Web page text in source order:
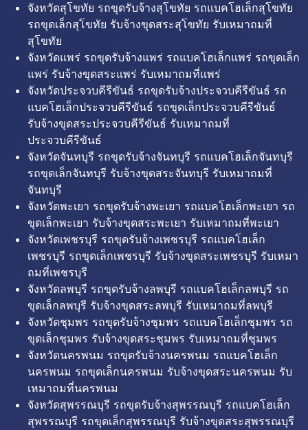
จังหวัดสุโขทัย รถขุดรับจ้างสุโขทัย รถแบคโฮเล็กสุโขทัย
รถขุดเล็กสุโขทัย รับจ้างขุดสระสุโขทัย รับเหมาถมที่
สุโขทัย
จังหวัดแพร่ รถขุดรับจ้างแพร่ รถแบคโฮเล็กแพร่ รถขุดเล็ก
แพร่ รับจ้างขุดสระแพร่ รับเหมาถมที่แพร่
จังหวัดประจวบคีรีขันธ์ รถขุดรับจ้างประจวบคีรีขันธ์ รถ
แบคโฮเล็กประจวบคีรีขันธ์ รถขุดเล็กประจวบคีรีขันธ์
รับจ้างขุดสระประจวบคีรีขันธ์ รับเหมาถมที่
ประจวบคีรีขันธ์
จังหวัดจันทบุรี รถขุดรับจ้างจันทบุรี รถแบคโฮเล็กจันทบุรี
รถขุดเล็กจันทบุรี รับจ้างขุดสระจันทบุรี รับเหมาถมที่
จันทบุรี
จังหวัดพะเยา รถขุดรับจ้างพะเยา รถแบคโฮเล็กพะเยา รถ
ขุดเล็กพะเยา รับจ้างขุดสระพะเยา รับเหมาถมที่พะเยา
จังหวัดเพชรบุรี รถขุดรับจ้างเพชรบุรี รถแบคโฮเล็ก
เพชรบุรี รถขุดเล็กเพชรบุรี รับจ้างขุดสระเพชรบุรี รับเหมา
ถมที่เพชรบุรี
จังหวัดลพบุรี รถขุดรับจ้างลพบุรี รถแบคโฮเล็กลพบุรี รถ
ขุดเล็กลพบุรี รับจ้างขุดสระลพบุรี รับเหมาถมที่ลพบุรี
จังหวัดชุมพร รถขุดรับจ้างชุมพร รถแบคโฮเล็กชุมพร รถ
ขุดเล็กชุมพร รับจ้างขุดสระชุมพร รับเหมาถมที่ชุมพร
จังหวัดนครพนม รถขุดรับจ้างนครพนม รถแบคโฮเล็ก
นครพนม รถขุดเล็กนครพนม รับจ้างขุดสระนครพนม รับ
เหมาถมที่นครพนม
จังหวัดสุพรรณบุรี รถขุดรับจ้างสุพรรณบุรี รถแบคโฮเล็ก
สุพรรณบุรี รถขุดเล็กสุพรรณบุรี รับจ้างขุดสระสุพรรณบุรี